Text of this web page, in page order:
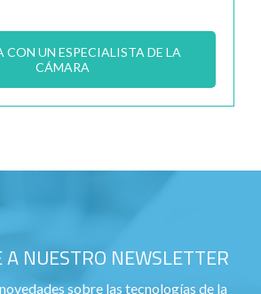
CON UN ESPECIALISTA DE LA
CÁMARA
A NUESTRO NEWSLETTER
sobre las tecnologías de la